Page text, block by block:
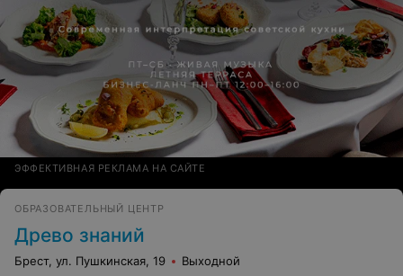
ЭФФЕКТИВНАЯ РЕКЛАМА НА САЙТЕ
ОБРАЗОВАТЕЛЬНЫЙ ЦЕНТР
Древо знаний
Брест, ул. Пушкинская, 19 Выходной